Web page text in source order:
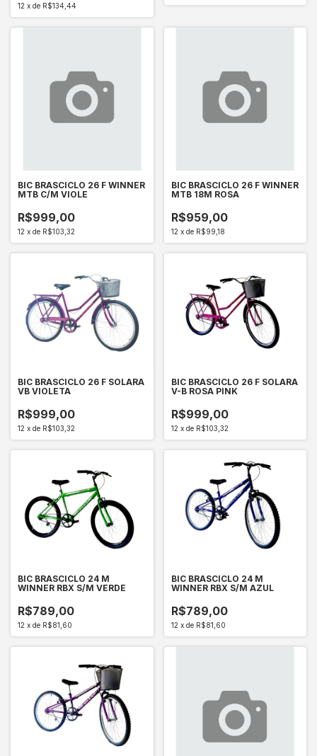
12 x de R$134,44
BIC BRASCICLO 26 F WINNER
MTB C/M VIOLE
R$999,00
12 x de R$103,32
BIC BRASCICLO 26 F WINNER
MTB 18M ROSA
R$959,00
12 x de R$99,18
BIC BRASCICLO 26 F SOLARA
VB VIOLETA
R$999,00
12 x de R$103,32
BIC BRASCICLO 26 F SOLARA
V-B ROSA PINK
R$999,00
12 x de R$103,32
BIC BRASCICLO 24 M
WINNER RBX S/M VERDE
R$789,00
12 x de R$81,60
BIC BRASCICLO 24 M
WINNER RBX S/M AZUL
R$789,00
12 x de R$81,60